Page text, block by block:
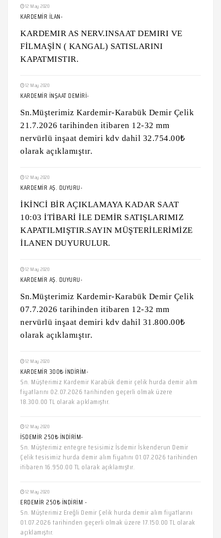
12 May 2020
KARDEMİR İLAN-
KARDEMIR AS NERV.INSAAT DEMIRI VE
FİLMAŞİN ( KANGAL) SATISLARINI
KAPATMISTIR.
12 May 2020
KARDEMİR İNŞAAT DEMİRİ-
Sn.Müşterimiz Kardemir-Karabük Demir Çelik
21.7.2026 tarihinden itibaren 12-32 mm
nervürlü inşaat demiri kdv dahil 32.754.00₺
olarak açıklamıştır.
12 May 2020
KARDEMİR AŞ. DUYURU-
İKİNCİ BİR AÇIKLAMAYA KADAR SAAT
10:03 İTİBARİ İLE DEMİR SATIŞLARIMIZ
KAPATILMIŞTIR.SAYIN MÜŞTERİLERİMİZE
İLANEN DUYURULUR.
12 May 2020
KARDEMİR AŞ. DUYURU-
Sn.Müşterimiz Kardemir-Karabük Demir Çelik
07.7.2026 tarihinden itibaren 12-32 mm
nervürlü inşaat demiri kdv dahil 31.800.00₺
olarak açıklamıştır.
12 May 2020
KARDEMİR 300₺ İNDİRİM-
Sn. Müşterimiz Kardemir Karabük demir çelik hurda demir alım
fiyatlarını 02.07.2026 tarihinden geçerli olmak üzere
18.300.00 TL olarak açıklamıştır.
12 May 2020
İSDEMİR 250₺ İNDİRİM-
Sn. Müşterimiz entegre tesisimiz İsdemir İskenderun Demir
Çelik tesisimiz hurda demir alım fiyatını 01.07.2026 tarihinden
itibaren 16.950.00 TL olarak açıklamıştır.
12 May 2020
ERDEMİR 250₺ İNDİRİM -
Sn. Müşterimiz Ereğli Demir Çelik hurda demir alım fiyatlarını
01.07.2026 tarihinden geçerli olmak üzere 17.150.00 TL olarak
açıklamıştır.